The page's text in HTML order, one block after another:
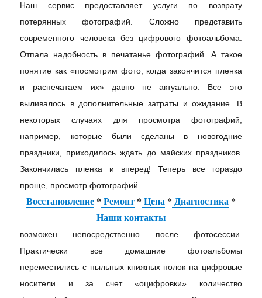
Наш сервис предоставляет услуги по возврату
потерянных фотографий. Сложно представить
современного человека без цифрового фотоальбома.
Отпала надобность в печатанье фотографий. А такое
понятие как «посмотрим фото, когда закончится пленка
и распечатаем их» давно не актуально. Все это
выливалось в дополнительные затраты и ожидание. В
некоторых случаях для просмотра фотографий,
например, которые были сделаны в новогодние
праздники, приходилось ждать до майских праздников.
Закончилась пленка и вперед! Теперь все гораздо
проще, просмотр фотографий
Восстановление * Ремонт * Цена * Диагностика *
Наши контакты
возможен непосредственно после фотосессии.
Практически все домашние фотоальбомы
переместились с пыльных книжных полок на цифровые
носители и за счет «оцифровки» количество